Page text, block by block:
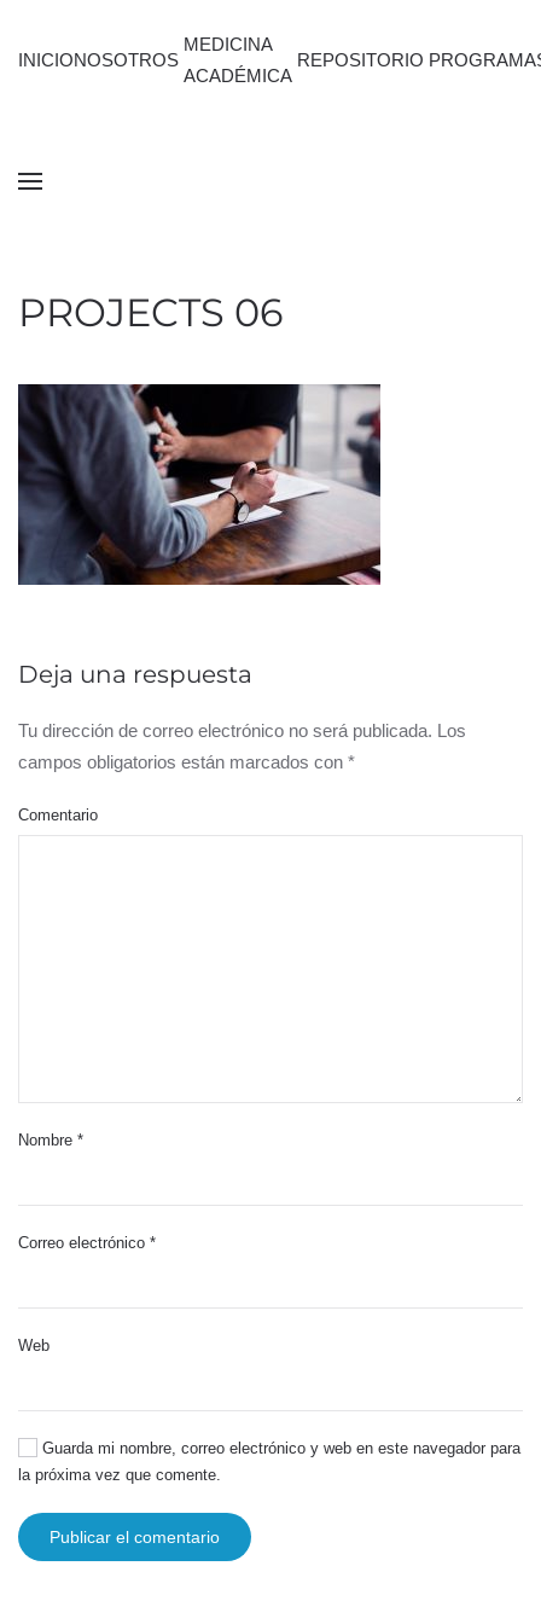
INICIONOSOTROS
MEDICINA
ACADÉMICA
REPOSITORIO
PROJECTS 06
Deja una respuesta
Tu dirección de correo electrónico no será publicada. Los
campos obligatorios están marcados con *
Comentario
Nombre *
Correo electrónico *
Web
Guarda mi nombre, correo electrónico y web en este navegador para
la próxima vez que comente.
Publicar el comentario